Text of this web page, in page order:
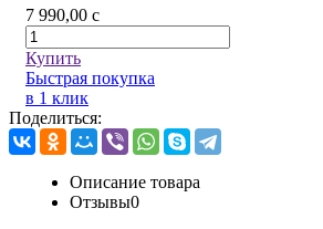
7 990,00 c
Купить
Быстрая покупка
в 1 клик
Поделиться:
Описание товара
Отзывы0